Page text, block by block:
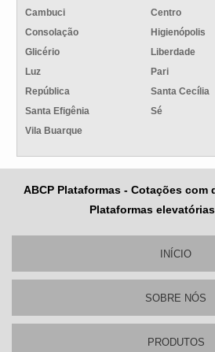
Cambuci
Centro
Consolação
Higienópolis
Glicério
Liberdade
Luz
Pari
República
Santa Cecília
Santa Efigênia
Sé
Vila Buarque
ABCP Plataformas - Cotações com
Plataformas
INÍCIO
SOBRE NÓS
PRODUTOS